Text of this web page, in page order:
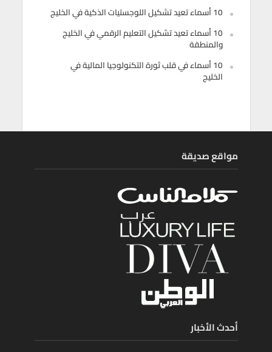
10 أسماء تعيد تشكيل اللوجستيات الذكية في الخليج
10 أسماء تعيد تشكيل التعليم الرقمي في الخليج
والمنطقة
10 أسماء في قلب ثورة التكنولوجيا المالية في
الخليج
مواقع صديقة
أحدث الأخبار